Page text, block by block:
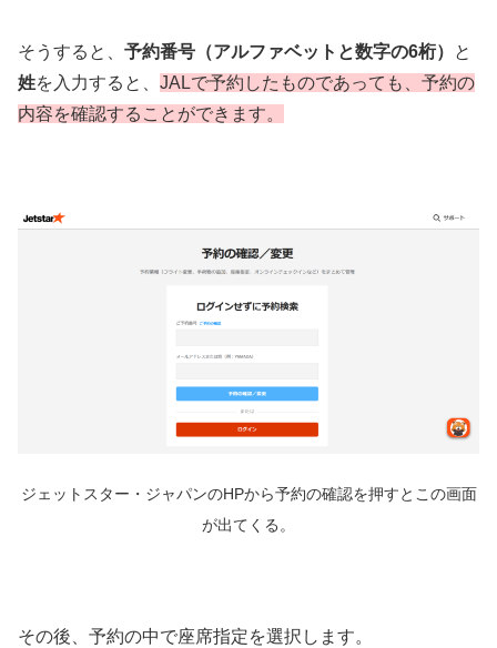
そうすると、 予約番号（アルファベットと数字の6桁）
と
姓を入力すると、 JALで予約したものであっても、予約の
内容を確認することができます。
ジェットスター・ジャパンのHPから予約の確認を押すとこの画面
が出てくる。
その後、予約の中で座席指定を選択します。